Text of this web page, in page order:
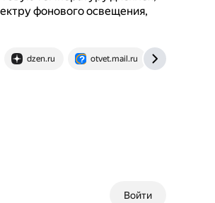
фонового освещения,
dzen.ru otvet.mail.ru
Войти